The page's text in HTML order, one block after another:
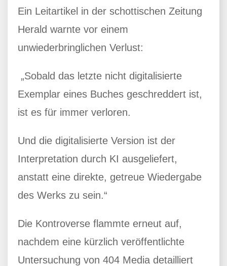
Ein Leitartikel in der schottischen Zeitung
Herald warnte vor einem
unwiederbringlichen Verlust:
„Sobald das letzte nicht digitalisierte
Exemplar eines Buches geschreddert ist,
ist es für immer verloren.
Und die digitalisierte Version ist der
Interpretation durch KI ausgeliefert,
anstatt eine direkte, getreue Wiedergabe
des Werks zu sein.“
Die Kontroverse flammte erneut auf,
nachdem eine kürzlich veröffentlichte
Untersuchung von 404 Media detailliert